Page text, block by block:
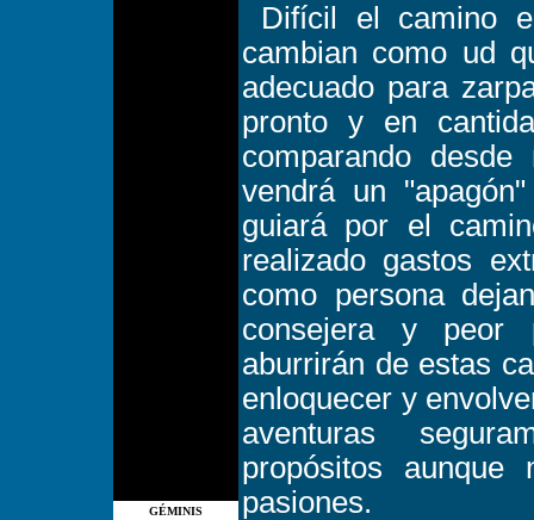
Difícil el camino
cambian como ud
adecuado para
pronto y en
comparando
vendrá un
guiará por el
realizado gastos
como persona
consejera y peor
aburrirán de estas
enloquecer y
aventuras
propósitos
pasiones.
GÉMINIS